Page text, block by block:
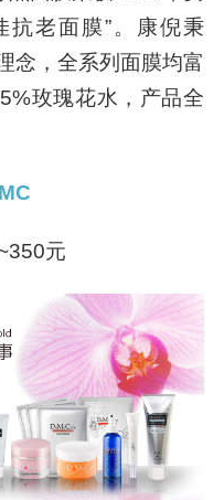
抗老面膜”。康倪秉
念，全系列面膜均富
玫瑰花水，产品全
元